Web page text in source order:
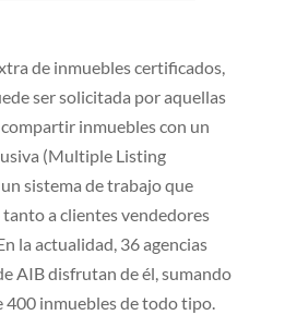
de inmuebles certificados,
ser solicitada por aquellas
inmuebles con un
(Multiple Listing
sistema de trabajo que
a clientes vendedores
la actualidad, 36 agencias
AIB disfrutan de él, sumando
400 inmuebles de todo tipo.